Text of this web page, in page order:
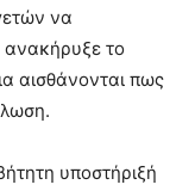
να
το
αισθάνονται πως
υποστήριξή